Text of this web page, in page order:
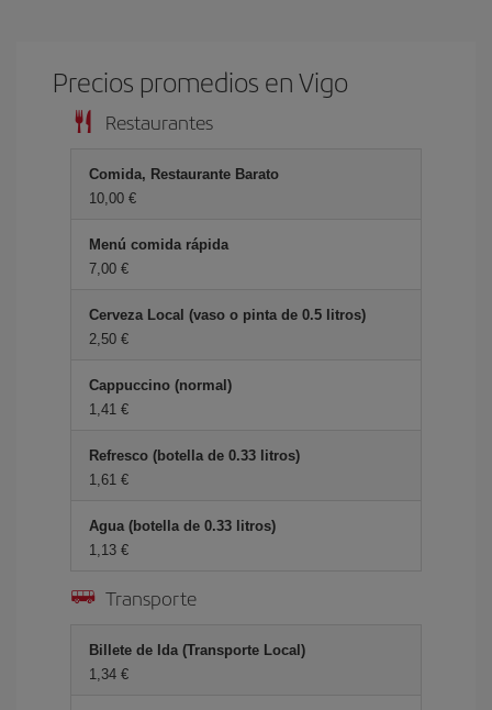
Precios promedios en Vigo
Restaurantes
Comida, Restaurante Barato
10,00 €
Menú comida rápida
7,00 €
Cerveza Local (vaso o pinta de 0.5 litros)
2,50 €
Cappuccino (normal)
1,41 €
Refresco (botella de 0.33 litros)
1,61 €
Agua (botella de 0.33 litros)
1,13 €
Transporte
Billete de Ida (Transporte Local)
1,34 €